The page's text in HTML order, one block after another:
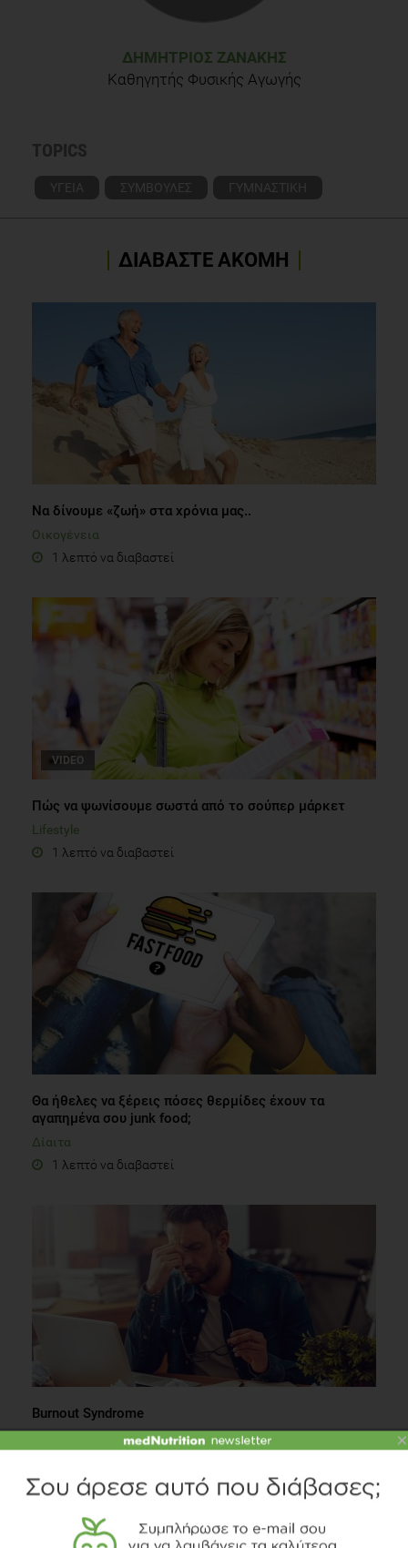
ΔΗΜΉΤΡΙΟΣ ΖΑΝΆΚΗΣ
Καθηγητής Φυσικής Αγωγής
TOPICS
ΥΓΕΙΑ ΣΥΜΒΟΥΛΕΣ ΓΥΜΝΑΣΤΙΚΗ
ΔΙΑΒΑΣΤΕ ΑΚΟΜΗ
Να δίνουμε «ζωή» στα χρόνια μας..
Οικογένεια
1 λεπτό να διαβαστεί
VIDEO
Πώς να ψωνίσουμε σωστά από το σούπερ μάρκετ
Lifestyle
1 λεπτό να διαβαστεί
Θα ήθελες να ξέρεις πόσες θερμίδες έχουν τα
αγαπημένα σου junk food;
Δίαιτα
1 λεπτό να διαβαστεί
Burnout Syndrome
×